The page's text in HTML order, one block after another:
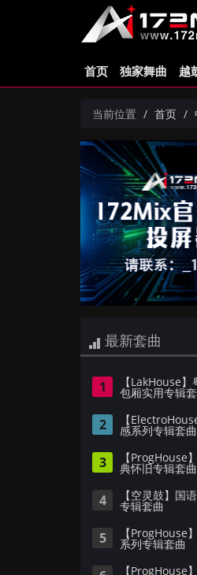
首页 独家舞曲 越
当前位置 首页
最新套曲
1 【LakHouse
包厢实用专辑
2 【
感系列专辑套曲
3 【ProgHouse
典怀旧专辑套曲
4 【空灵鼓】国
专辑套曲
5 【ProgHouse
系列专辑套曲
【ProgHouse